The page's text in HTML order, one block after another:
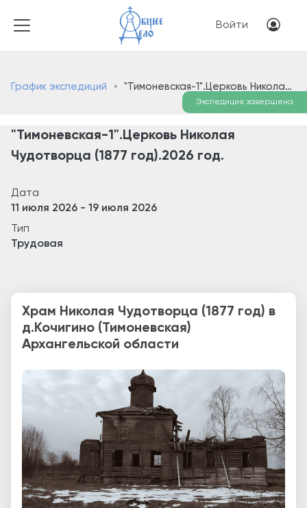
Меню
Войти
График экспедиций "Тимоневская-1".Церковь Николая Чудотворца (1877 год).2026 год.
"Тимоневская-1".Церковь Николая
Чудотворца (1877 год).2026 год.
Экспедиция завершена
Дата
11 июля 2026 - 19 июля 2026
Тип
Трудовая
Храм Николая Чудотворца (1877 год) в
д.Кочигино (Тимоневская)
Архангельской области